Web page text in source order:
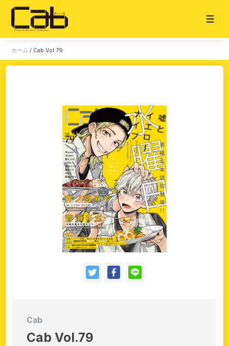
タイトル一覧
販売サイト
電子版
書籍版
グッズ
ご意見・ご感想
お問い合わせ
持ち込み・作品投稿
作家さんへのプレゼント品
ホーム / Cab Vol.79
Cab
Cab Vol.79